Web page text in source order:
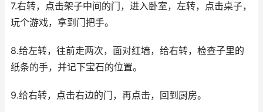
7.右转，点击架子中间的门，进入卧室，左转，点击桌子，
玩个游戏，拿到门把手。
8.给左转，往前走两次，面对红墙，给右转，检查子里的
纸条的手，并记下宝石的位置。
9.给右转，点击右边的门，再点击，回到厨房。